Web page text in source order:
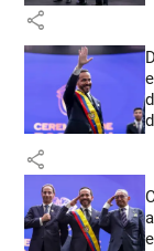
share
share